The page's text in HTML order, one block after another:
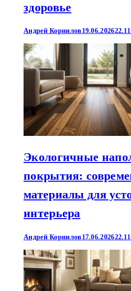
здоровье
Андрей Корнилов 19.06.2026
Экологичные
покрытия:
материалы для
интерьера
Андрей Корнилов 17.06.2026